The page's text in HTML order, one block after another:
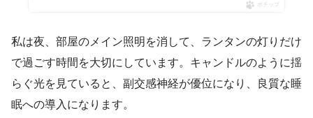
ポチップ
私は夜、部屋のメイン照明を消して、ランタンの灯りだけ
で過ごす時間を大切にしています。キャンドルのように揺
らぐ光を見ていると、副交感神経が優位になり、良質な睡
眠への導入になります。